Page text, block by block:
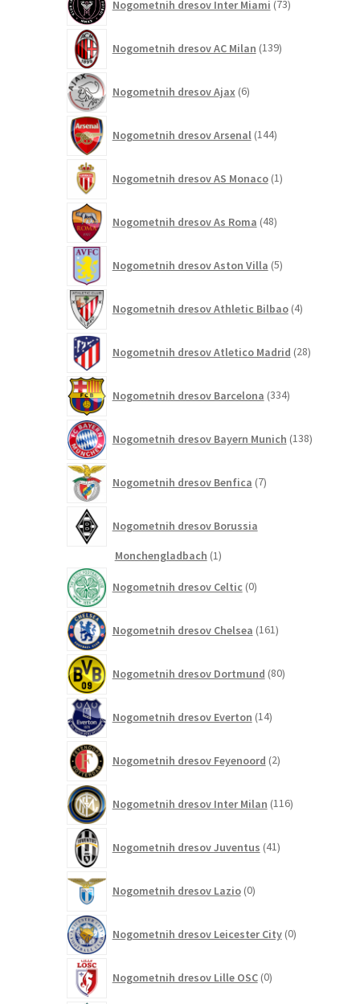
Nogometnih dresov Inter Miami 73izdelkov
Nogometnih dresov AC Milan 139izdelkov
Nogometnih dresov Ajax 6izdelkov
Nogometnih dresov Arsenal 144izdelkov
Nogometnih dresov AS Monaco 1izdelek
Nogometnih dresov As Roma 48izdelkov
Nogometnih dresov Aston Villa 5izdelkov
Nogometnih dresov Athletic Bilbao 4izdelki
Nogometnih dresov Atletico Madrid 28izdelkov
Nogometnih dresov Barcelona 334izdelkov
Nogometnih dresov Bayern Munich 138izdelkov
Nogometnih dresov Benfica 7izdelkov
Nogometnih dresov Borussia
Monchengladbach 11
Nogometnih dresov Celtic 0izdelkov
Nogometnih dresov Chelsea 161izdelkov
Nogometnih dresov Dortmund 80izdelkov
Nogometnih dresov Everton 14izdelkov
Nogometnih dresov Feyenoord 2izdelka
Nogometnih dresov Inter Milan 116izdelkov
Nogometnih dresov Juventus 41izdelkov
Nogometnih dresov Lazio 0izdelkov
Nogometnih dresov Leicester City 0izdelkov
Nogometnih dresov Lille OSC 0izdelkov